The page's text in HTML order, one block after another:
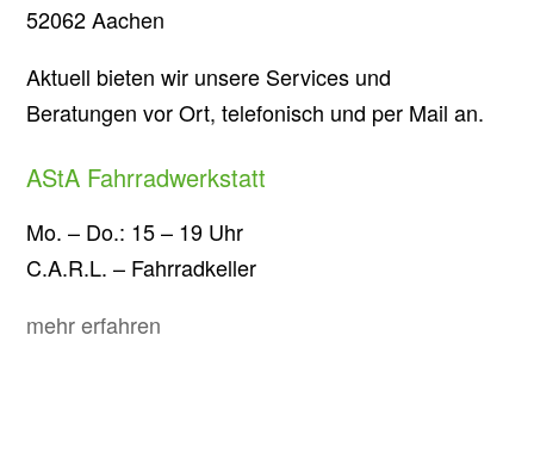
52062 Aachen
Aktuell bieten wir unsere Services und
Beratungen vor Ort, telefonisch und per Mail an.
AStA Fahrradwerkstatt
Mo. – Do.: 15 – 19 Uhr
C.A.R.L. – Fahrradkeller
mehr erfahren